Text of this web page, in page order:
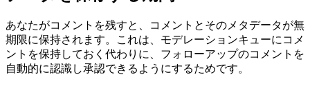
あなたがコメントを残すと、コメントとそのメタデータが無
期限に保持されます。これは、モデレーションキューにコメ
ントを保持しておく代わりに、フォローアップのコメントを
自動的に認識し承認できるようにするためです。